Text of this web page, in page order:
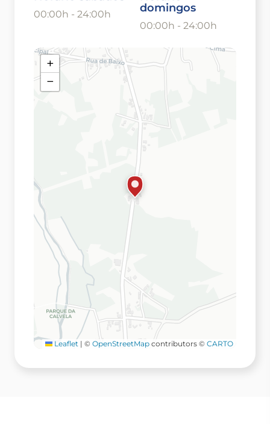
00:00h - 24:00h
domingos
00:00h - 24:00h
+
−
Leaflet | © OpenStreetMap contributors © CARTO